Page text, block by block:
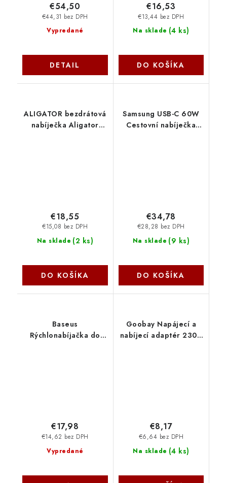
Vypredané
€44,31 bez DPH
€54,50
DETAIL
Na sklade (4 ks)
€13,44 bez DPH
€16,53
DO KOŠÍKA
ALIGATOR bezdrátová
nabíječka Aligator
Na sklade (2 ks)
€15,08 bez DPH
€18,55
DO KOŠÍKA
Samsung USB-C 60W
Cestovní nabíječka
Na sklade (9 ks)
€28,28 bez DPH
€34,78
DO KOŠÍKA
Baseus
Rýchlonabíjačka do
Vypredané
€14,62 bez DPH
€17,98
Goobay Napájecí a
nabíjecí adaptér 230V
Na sklade (4 ks)
€6,64 bez DPH
€8,17